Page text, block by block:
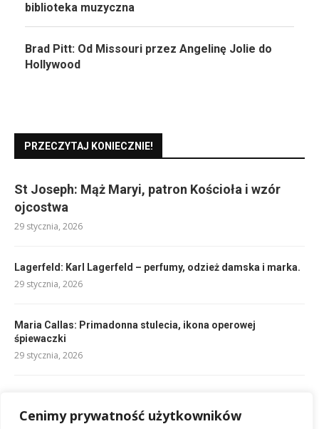
Cenimy prywatność użytkowników
biblioteka muzyczna
Brad Pitt: Od Missouri przez Angelinę Jolie do
Hollywood
PRZECZYTAJ KONIECZNIE!
St Joseph: Mąż Maryi, patron Kościoła i wzór
ojcostwa
29 stycznia, 2026
Lagerfeld: Karl Lagerfeld – perfumy, odzież damska i marka.
29 stycznia, 2026
Maria Callas: Primadonna stulecia, ikona operowej
śpiewaczki
29 stycznia, 2026
29 stycznia, 2026